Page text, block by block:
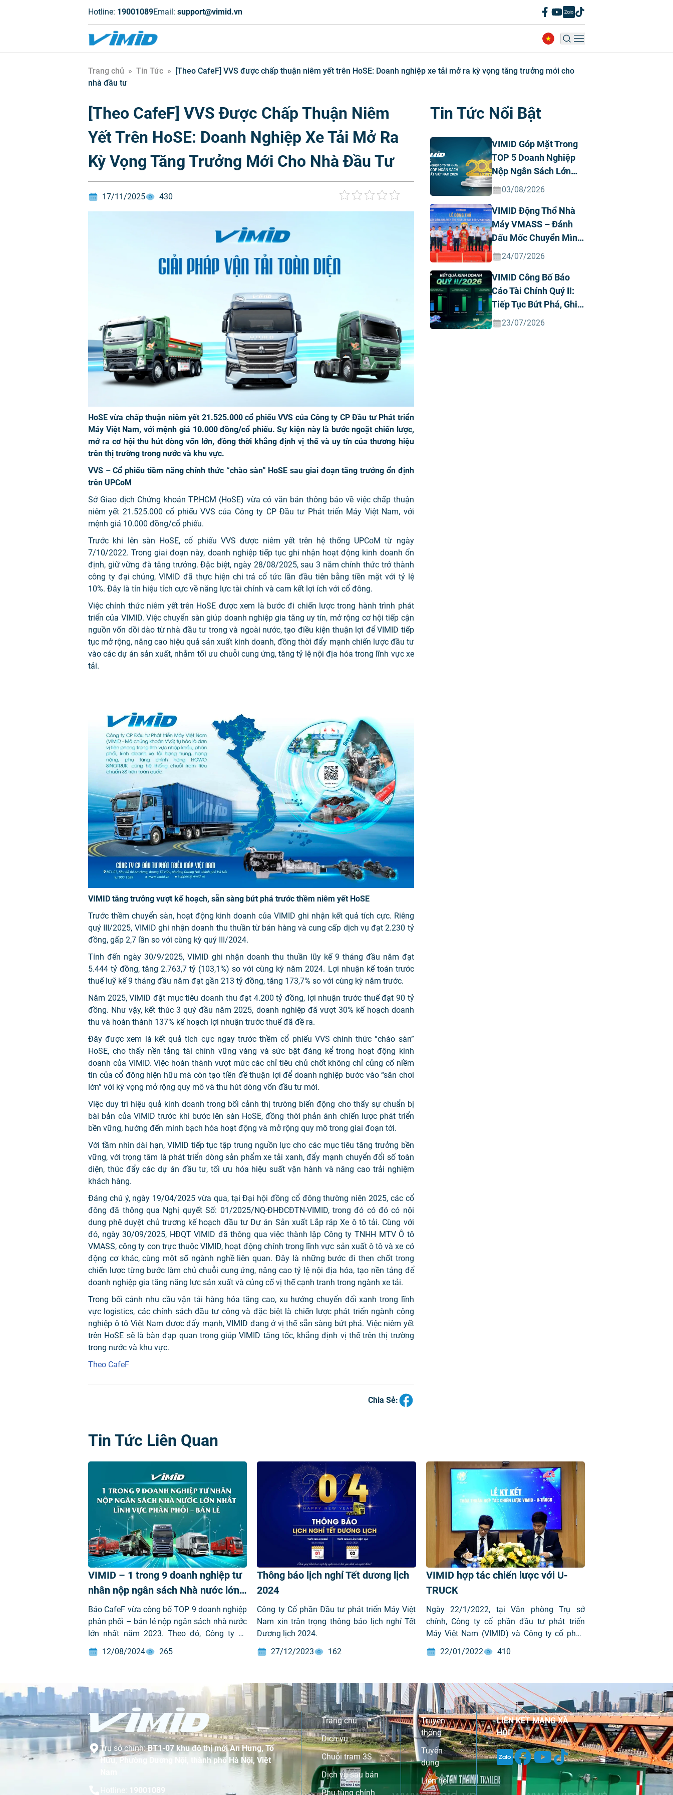
Hotline: 19001089Email: support@vimid.vn
Trang chủ » Tin Tức »
[Theo CafeF] VVS được chấp thuận niêm yết trên HoSE: Doanh nghiệp xe tải mở ra kỳ vọng tăng trưởng mới cho
nhà đầu tư
[Theo CafeF] VVS Được Chấp Thuận Niêm
Yết Trên HoSE: Doanh Nghiệp Xe Tải Mở Ra
Kỳ Vọng Tăng Trưởng Mới Cho Nhà Đầu Tư
17/11/2025 430
HoSE vừa chấp thuận niêm yết 21.525.000 cổ phiếu VVS của Công ty CP Đầu tư Phát triển
Máy Việt Nam, với mệnh giá 10.000 đồng/cổ phiếu. Sự kiện này là bước ngoặt chiến lược,
mở ra cơ hội thu hút dòng vốn lớn, đồng thời khẳng định vị thế và uy tín của thương hiệu
trên thị trường trong nước và khu vực.
VVS – Cổ phiếu tiềm năng chính thức “chào sàn” HoSE sau giai đoạn tăng trưởng ổn định
trên UPCoM
Sở Giao dịch Chứng khoán TP.HCM (HoSE) vừa có văn bản thông báo về việc chấp thuận
niêm yết 21.525.000 cổ phiếu VVS của Công ty CP Đầu tư Phát triển Máy Việt Nam, với
mệnh giá 10.000 đồng/cổ phiếu.
Trước khi lên sàn HoSE, cổ phiếu VVS được niêm yết trên hệ thống UPCoM từ ngày
7/10/2022. Trong giai đoạn này, doanh nghiệp tiếp tục ghi nhận hoạt động kinh doanh ổn
định, giữ vững đà tăng trưởng. Đặc biệt, ngày 28/08/2025, sau 3 năm chính thức trở thành
công ty đại chúng, VIMID đã thực hiện chi trả cổ tức lần đầu tiên bằng tiền mặt với tỷ lệ
10%. Đây là tín hiệu tích cực về năng lực tài chính và cam kết lợi ích với cổ đông.
Việc chính thức niêm yết trên HoSE được xem là bước đi chiến lược trong hành trình phát
triển của VIMID. Việc chuyển sàn giúp doanh nghiệp gia tăng uy tín, mở rộng cơ hội tiếp cận
nguồn vốn dồi dào từ nhà đầu tư trong và ngoài nước, tạo điều kiện thuận lợi để VIMID tiếp
tục mở rộng, nâng cao hiệu quả sản xuất kinh doanh, đồng thời đẩy mạnh chiến lược đầu tư
vào các dự án sản xuất, nhằm tối ưu chuỗi cung ứng, tăng tỷ lệ nội địa hóa trong lĩnh vực xe
tải.
VIMID tăng trưởng vượt kế hoạch, sẵn sàng bứt phá trước thềm niêm yết HoSE
Trước thềm chuyển sàn, hoạt động kinh doanh của VIMID ghi nhận kết quả tích cực. Riêng
quý III/2025, VIMID ghi nhận doanh thu thuần từ bán hàng và cung cấp dịch vụ đạt 2.230 tỷ
đồng, gấp 2,7 lần so với cùng kỳ quý III/2024.
Tính đến ngày 30/9/2025, VIMID ghi nhận doanh thu thuần lũy kế 9 tháng đầu năm đạt
5.444 tỷ đồng, tăng 2.763,7 tỷ (103,1%) so với cùng kỳ năm 2024. Lợi nhuận kế toán trước
thuế luỹ kế 9 tháng đầu năm đạt gần 213 tỷ đồng, tăng 173,7% so với cùng kỳ năm trước.
Năm 2025, VIMID đặt mục tiêu doanh thu đạt 4.200 tỷ đồng, lợi nhuận trước thuế đạt 90 tỷ
đồng. Như vậy, kết thúc 3 quý đầu năm 2025, doanh nghiệp đã vượt 30% kế hoạch doanh
thu và hoàn thành 137% kế hoạch lợi nhuận trước thuế đã đề ra.
Đây được xem là kết quả tích cực ngay trước thềm cổ phiếu VVS chính thức “chào sàn”
HoSE, cho thấy nền tảng tài chính vững vàng và sức bật đáng kể trong hoạt động kinh
doanh của VIMID. Việc hoàn thành vượt mức các chỉ tiêu chủ chốt không chỉ củng cố niềm
tin của cổ đông hiện hữu mà còn tạo tiền đề thuận lợi để doanh nghiệp bước vào “sân chơi
lớn” với kỳ vọng mở rộng quy mô và thu hút dòng vốn đầu tư mới.
Việc duy trì hiệu quả kinh doanh trong bối cảnh thị trường biến động cho thấy sự chuẩn bị
bài bản của VIMID trước khi bước lên sàn HoSE, đồng thời phản ánh chiến lược phát triển
bền vững, hướng đến minh bạch hóa hoạt động và mở rộng quy mô trong giai đoạn tới.
Với tầm nhìn dài hạn, VIMID tiếp tục tập trung nguồn lực cho các mục tiêu tăng trưởng bền
vững, với trọng tâm là phát triển dòng sản phẩm xe tải xanh, đẩy mạnh chuyển đổi số toàn
diện, thúc đẩy các dự án đầu tư, tối ưu hóa hiệu suất vận hành và nâng cao trải nghiệm
khách hàng.
Đáng chú ý, ngày 19/04/2025 vừa qua, tại Đại hội đồng cổ đông thường niên 2025, các cổ
đông đã thông qua Nghị quyết Số: 01/2025/NQ-ĐHĐCĐTN-VIMID, trong đó có đó có nội
dung phê duyệt chủ trương kế hoạch đầu tư Dự án Sản xuất Lắp ráp Xe ô tô tải. Cùng với
đó, ngày 30/09/2025, HĐQT VIMID đã thông qua việc thành lập Công ty TNHH MTV Ô tô
VMASS, công ty con trực thuộc VIMID, hoạt động chính trong lĩnh vực sản xuất ô tô và xe có
động cơ khác, cùng một số ngành nghề liên quan. Đây là những bước đi then chốt trong
chiến lược từng bước làm chủ chuỗi cung ứng, nâng cao tỷ lệ nội địa hóa, tạo nền tảng để
doanh nghiệp gia tăng năng lực sản xuất và củng cố vị thế cạnh tranh trong ngành xe tải.
Trong bối cảnh nhu cầu vận tải hàng hóa tăng cao, xu hướng chuyển đổi xanh trong lĩnh
vực logistics, các chính sách đầu tư công và đặc biệt là chiến lược phát triển ngành công
nghiệp ô tô Việt Nam được đẩy mạnh, VIMID đang ở vị thế sẵn sàng bứt phá. Việc niêm yết
trên HoSE sẽ là bàn đạp quan trọng giúp VIMID tăng tốc, khẳng định vị thế trên thị trường
trong nước và khu vực.
Theo CafeF
Chia Sẻ:
Tin Tức Nổi Bật
VIMID Góp Mặt Trong
TOP 5 Doanh Nghiệp
Nộp Ngân Sách Lớn
Nhất Việt Nam Năm
Nhân
03/08/2026
VIMID Động Thổ Nhà
Máy VMASS – Đánh
Dấu Mốc Chuyển Mình
Chiến Lược
24/07/2026
VIMID Công Bố Báo
Cáo Tài Chính Quý II:
Tiếp Tục Bứt Phá, Ghi
Nhận Doanh Thu Và
23/07/2026
Tin Tức Liên Quan
VIMID – 1 trong 9 doanh nghiệp tư
nhân nộp ngân sách Nhà nước lớn
nhất lĩnh vực phân phối – bán lẻ
Báo CafeF vừa công bố TOP 9 doanh nghiệp
phân phối – bán lẻ nộp ngân sách nhà nước
lớn nhất năm 2023. Theo đó, Công ty cổ
phần đầu tư phát triển máy Việt Nam VIMID
(mã chứng khoán VVS) vinh dự đứng trong
đoàn lớn như: Masan Group, PNJ, DOJI, Thế
giới di động, FPT Retail, Digiworld,
Petrosetco, Tasco.
12/08/2024 265
Thông báo lịch nghỉ Tết dương lịch
2024
Công ty Cổ phần Đầu tư phát triển Máy Việt
Nam xin trân trọng thông báo lịch nghỉ Tết
Dương lịch 2024.
27/12/2023
162
VIMID hợp tác chiến lược với U-
TRUCK
Ngày 22/1/2022, tại Văn phòng Trụ sở
chính, Công ty cổ phần đầu tư phát triển
Máy Việt Nam (VIMID) và Công ty cổ phần
cộng đồng xe tải Việt Nam (U-TRUCK) đã ký
kết hợp tác nhằm mang tới một hệ sinh thái
ứng được đa dạng các nhu cầu đem lại sự
hài lòng cao nhất tới Quý khách hàng.
22/01/2022 410
Trụ sở chính:BT1-07 khu đô thị mới An Hưng, Tố
Hữu, Phường Dương Nội, thành phố Hà Nội, Việt
Hotline: 19001089
Trang chủ
Dịch vụ
Chuỗi trạm 3S
Dịch vụ sau bán
Phụ tùng chính
Truyền
thông
Tuyển
dụng
Liên hệ
LIÊN KẾT MẠNG XÃ
HỘI